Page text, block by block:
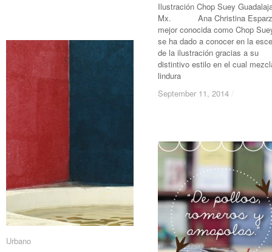
Ilustración Chop Suey
Mx. Ana Christina
mejor conocida como Chop
se ha dado a conocer en la
de la ilustración gracias a su
distintivo estilo en el cual
lindura
September 11, 2014 /
September 11, 2014 /
Urbano
Urbano